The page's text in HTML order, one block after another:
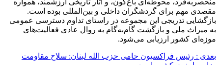
مقصدی مهم برای گردشگران داخلی و بین‌المللی بوده است.
بازگشایی تدریجی این مجموعه در راستای تداوم دسترسی عمومی
به میراث ملی و بازگشت گام‌به‌گام به روال عادی فعالیت‌های
موزه‌ای کشور ارزیابی می‌شود.
بعدی : رئیس فراکسیون حامی حزب الله لبنان: سلاح مقاومت